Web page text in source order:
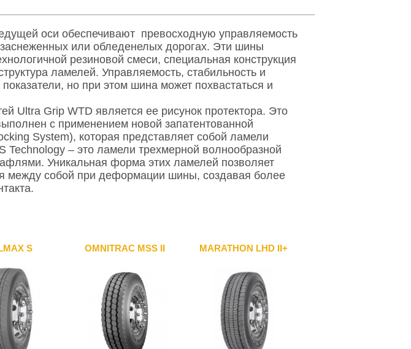
оси обеспечивают превосходную управляемость
или обледенелых дорогах. Эти шины
резиновой смеси, специальная конструкция
ламелей. Управляемость, стабильность и
но при этом шина может похвастаться и
Ultra Grip WTD является ее рисунок протектора. Это
с применением новой запатентованной
System), которая представляет собой ламели
– это ламели трехмерной волнообразной
Уникальная форма этих ламелей позволяет
между собой при деформации шины, создавая более
S OMNITRAC MSS II MARATHON LHD II+